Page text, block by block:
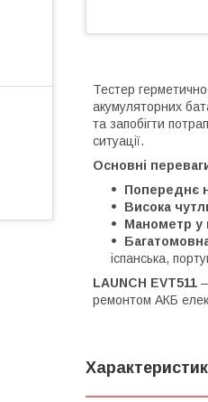
Тестер
акумуляторних
та запобігти
ситуації.
Основні
Попереднє
Висока
Манометр у
іспанська,
LAUNCH EVT511
ремонтом АКБ